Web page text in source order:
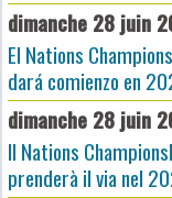
dimanche 28 juin
El Nations
dará comienzo en
dimanche 28 juin
Il Nations
prenderà il via nel